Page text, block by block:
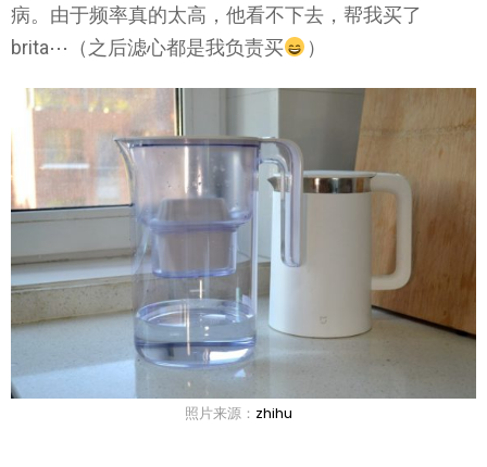
病。由于频率真的太高，他看不下去，帮我买了
brita⋯（之后滤心都是我负责买
）
照片来源： zhihu